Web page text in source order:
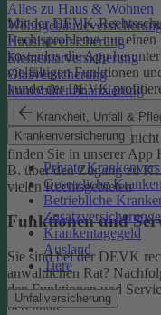
Alles zu Haus & Wohnen
Hausratversicherung
Elementarversicherung
Glasversicherung
Immobilienfinanzierung
Krankheit, Unfall &
Krankenversicherung
Private
Gesetzliche
Betriebliche
Krankentagegeld
Ausland
Tiere
Unfallversicherung
Mit der DEVK-
Rechtsprobleme nur
kostenlos die App
vielfältigen Funktionen
kunde der DEVK
informativen
Musterverträgen und
Aber auch, wenn Sie
finden Sie in unserer App
B. über den Zugang zu
vielen Rechtsgebieten.
Funktionen und
Sie sind bei der DEVK
anwaltlichen Rat?
den Funktionen und
bereithält: